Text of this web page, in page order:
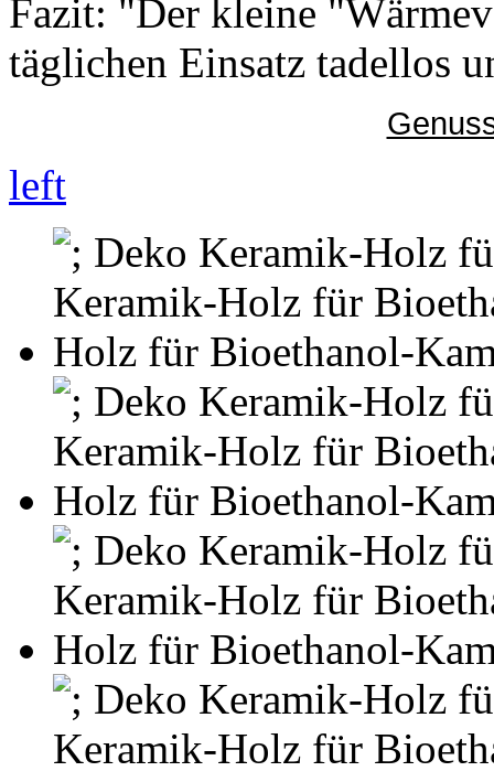
Fazit: "Der kleine
täglichen Einsatz tadellos
left